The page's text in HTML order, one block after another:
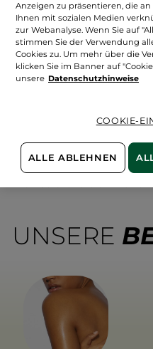
Diese Seite kann
Die Seite, die Sie
UNSERE
Anzeigen zu präsentieren, die
Ihnen mit sozialen Medien
zur Webanalyse. Wenn Sie auf
stimmen Sie der Verwendung
Cookies zu. Um mehr über die
klicken Sie im Banner auf
unsere Datenschutzhinweise
COOKIE-
ALLE ABLEHNEN